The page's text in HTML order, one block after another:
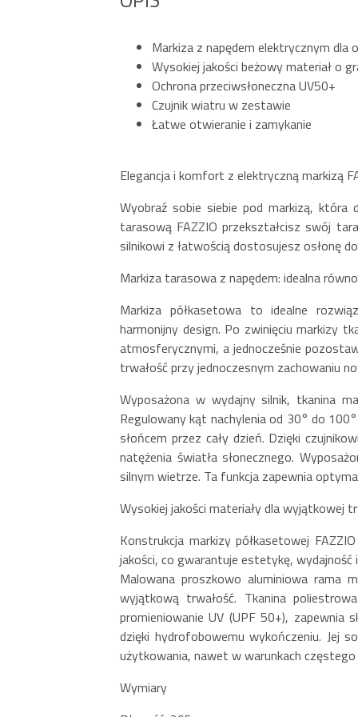
Markiza z napędem elektrycznym
Wysokiej jakości beżowy materiał o
Ochrona przeciwsłoneczna UV50+
Czujnik wiatru w zestawie
Łatwe otwieranie i zamykanie
Elegancja i komfort z elektryczną markizą
Wyobraź sobie siebie pod markizą, która
tarasową FAZZIO przekształcisz swój
silnikowi z łatwością dostosujesz osłonę
Markiza tarasowa z napędem: idealna
Markiza półkasetowa to idealne
harmonijny design. Po zwinięciu markizy
atmosferycznymi, a jednocześnie
trwałość przy jednoczesnym zachowaniu
Wyposażona w wydajny silnik, tkanina
Regulowany kąt nachylenia od 30° do
słońcem przez cały dzień. Dzięki
natężenia światła słonecznego.
silnym wietrze. Ta funkcja zapewnia
Wysokiej jakości materiały dla wyjątkowej
Konstrukcja markizy półkasetowej
jakości, co gwarantuje estetykę, wydajność
Malowana proszkowo aluminiowa rama
wyjątkową trwałość. Tkanina
promieniowanie UV (UPF 50+), zapewnia
dzięki hydrofobowemu wykończeniu. Jej
użytkowania, nawet w warunkach częstego
Wymiary